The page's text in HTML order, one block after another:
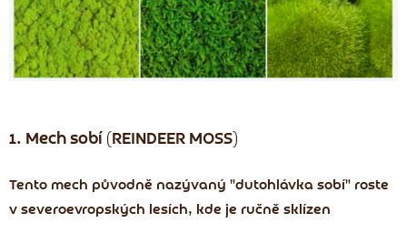
1. Mech sobí (REINDEER MOSS)
Tento mech původně nazývaný "dutohlávka sobí" roste
v severoevropských lesích, kde je ručně sklízen